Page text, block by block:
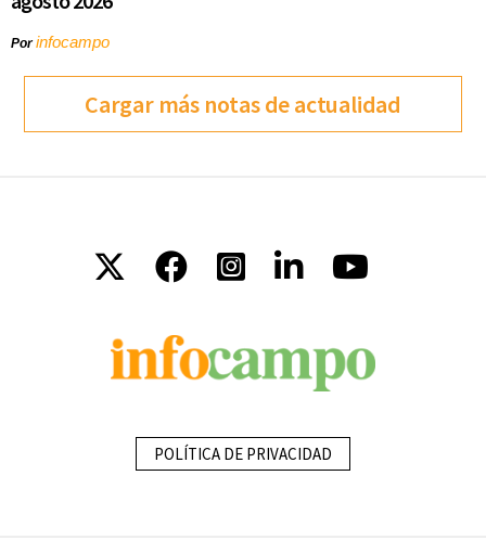
Porinfocampo
Cargar más notas de actualidad
POLÍTICA DE PRIVACIDAD